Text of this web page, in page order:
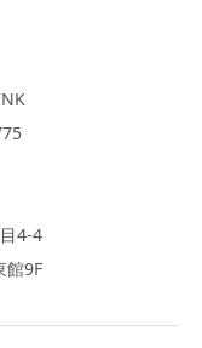
4-4
館9F